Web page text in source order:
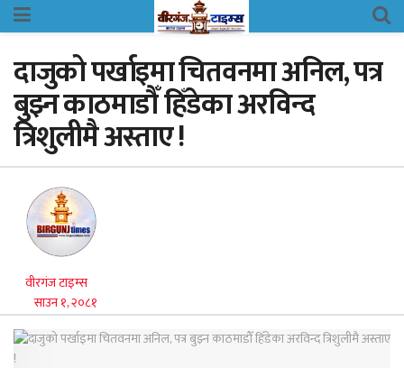
दाजुको पर्खाइमा चितवनमा अनिल, पत्र
बुझ्न काठमाडौँ हिँडेका अरविन्द
त्रिशुलीमै अस्ताए !
वीरगंज टाइम्स
साउन १, २०८१